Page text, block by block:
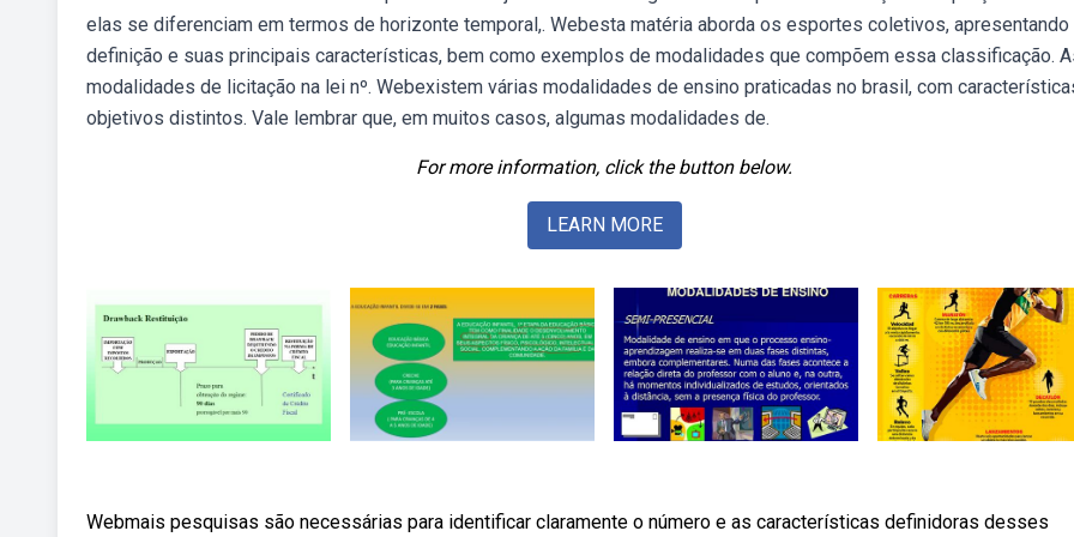
elas se diferenciam em termos de horizonte temporal,. Webesta matéria aborda os esportes coletivos, apresentando
definição e suas principais características, bem como exemplos de modalidades que compõem essa classificação.
modalidades de licitação na lei nº. Webexistem várias modalidades de ensino praticadas no brasil, com
objetivos distintos. Vale lembrar que, em muitos casos, algumas modalidades de.
For more information, click the button below.
LEARN MORE
Webmais pesquisas são necessárias para identificar claramente o número e as características definidoras desses